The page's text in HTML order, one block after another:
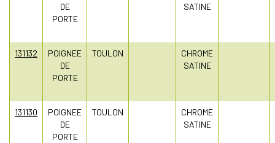
DE
PORTE
SATINE
131132
POIGNEE
DE
PORTE
TOULON
CHROME
SATINE
131130
POIGNEE
DE
PORTE
TOULON
CHROME
SATINE